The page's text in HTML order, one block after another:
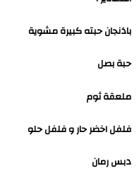
باذنجان حبته كبيرة مشوية
حبة بصل
ملعقة ثوم
فلفل اخضر حار و فلفل حلو
دبس رمان